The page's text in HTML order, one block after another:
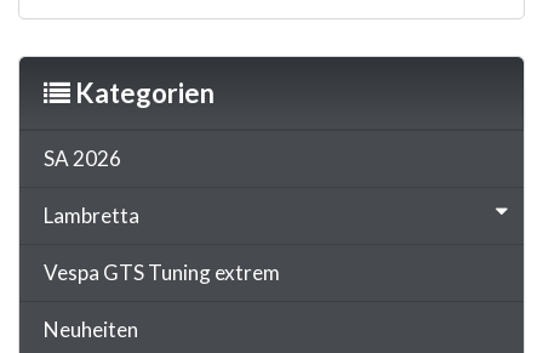
Kategorien
SA 2026
Lambretta
Vespa GTS Tuning extrem
Neuheiten